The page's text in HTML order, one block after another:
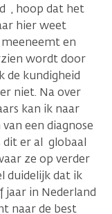
, hoop dat het
hier weet
meeneemt en
wordt door
de kundigheid
niet. Na over
kan ik naar
een diagnose
dit er al globaal
ze op verder
duidelijk dat ik
jaar in Nederland
naar de best